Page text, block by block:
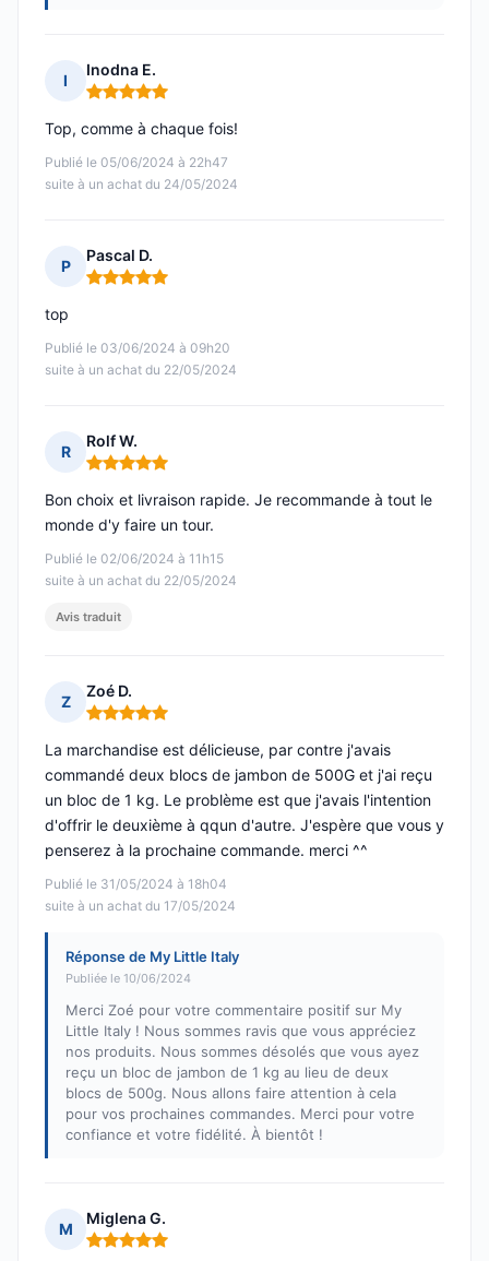
I
Inodna E.
Note : 5 sur 5
Publié le 05/06/2024 à 22h47
suite à un achat du 24/05/2024
Top, comme à chaque fois!
P
Pascal D.
Note : 5 sur 5
Publié le 03/06/2024 à 09h20
suite à un achat du 22/05/2024
top
R
Rolf W.
Note : 5 sur 5
Publié le 02/06/2024 à 11h15
suite à un achat du 22/05/2024
Bon choix et livraison rapide. Je recommande à tout le
monde d'y faire un tour.
Avis traduit
Z
Zoé D.
Note : 5 sur 5
Publié le 31/05/2024 à 18h04
suite à un achat du 17/05/2024
La marchandise est délicieuse, par contre j'avais
commandé deux blocs de jambon de 500G et j'ai reçu
un bloc de 1 kg. Le problème est que j'avais l'intention
d'offrir le deuxième à qqun d'autre. J'espère que vous y
penserez à la prochaine commande. merci ^^
Réponse de My Little Italy
Publiée le 10/06/2024
Merci Zoé pour votre commentaire positif sur My
Little Italy ! Nous sommes ravis que vous appréciez
nos produits. Nous sommes désolés que vous ayez
reçu un bloc de jambon de 1 kg au lieu de deux
blocs de 500g. Nous allons faire attention à cela
pour vos prochaines commandes. Merci pour votre
confiance et votre fidélité. À bientôt !
M
Miglena G.
Note : 5 sur 5